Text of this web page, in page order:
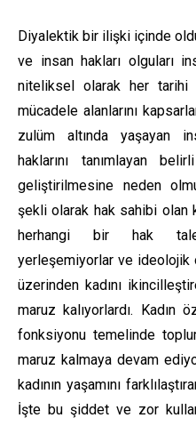
Diyalektik bir ilişki içinde
ve insan hakları olguları
niteliksel olarak her tarihi
mücadele alanlarını
zulüm altında yaşayan
haklarını tanımlayan
geliştirilmesine neden
şekli olarak hak sahibi olan
herhangi bir hak
yerleşemiyorlar ve ideolojik
üzerinden kadını
maruz kalıyorlardı. Kadın
fonksiyonu temelinde
maruz kalmaya devam
kadının yaşamını
İşte bu şiddet ve zor